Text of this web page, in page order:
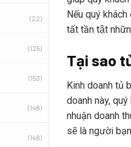
(22)
(125)
(153)
(148)
(148)
Nếu quý
tất tần tật
Tại sao
Kinh doanh tủ
doanh này,
nhuận doanh
sẽ là người